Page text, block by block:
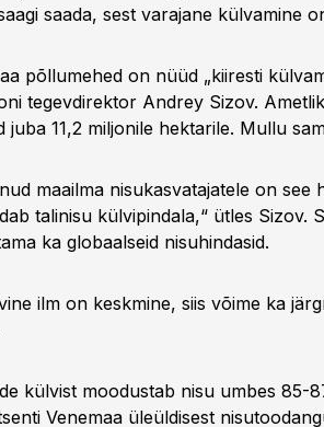
saada, sest varajane külvamine
põllumehed on nüüd „kiiresti
tegevdirektor Andrey Sizov.
juba 11,2 miljonile hektarile. Mullu
maailma nisukasvatajatele on
talinisu külvipindala,“ ütles Sizov.
ka globaalseid nisuhindasid.
ilm on keskmine, siis võime ka
külvist moodustab nisu umbes 85-
Venemaa üleüldisest